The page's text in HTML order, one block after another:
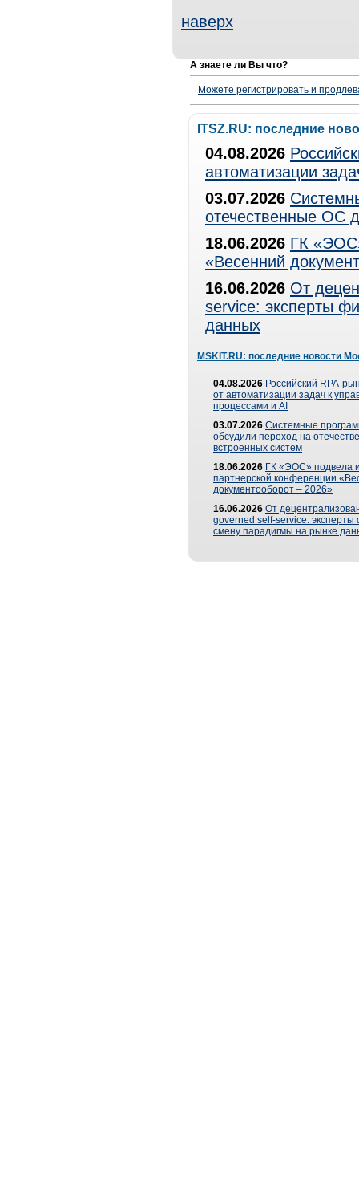
наверх
А знаете ли Вы что?
Можете регистрировать и
ITSZ.RU: последние
04.08.2026
автоматизации
03.07.2026
отечественные ОС
18.06.2026 ГК
«Весенний
16.06.2026 От
service: эксперты
данных
MSKIT.RU: последние новости
04.08.2026 Российский RPA-
от автоматизации задач к
процессами и AI
03.07.2026 Системные
обсудили переход на
встроенных систем
18.06.2026 ГК «ЭОС» подвела
партнерской конференции
документооборот – 2026»
16.06.2026 От
governed self-service: эксперты
смену парадигмы на рынке